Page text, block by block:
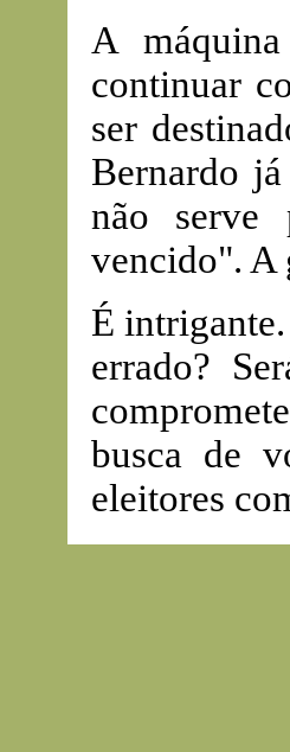
A
continuar
ser
Bernardo
não serve
vencido". A
É
errado?
busca de
eleitores